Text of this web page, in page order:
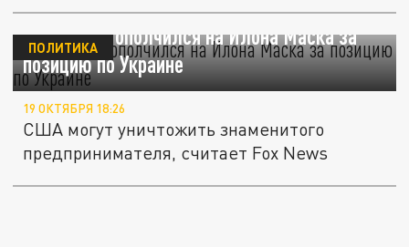
Вашингтон ополчился на Илона Маска за
позицию по Украине
ПОЛИТИКА
19 ОКТЯБРЯ 18:26
США могут уничтожить знаменитого
предпринимателя, считает Fox News